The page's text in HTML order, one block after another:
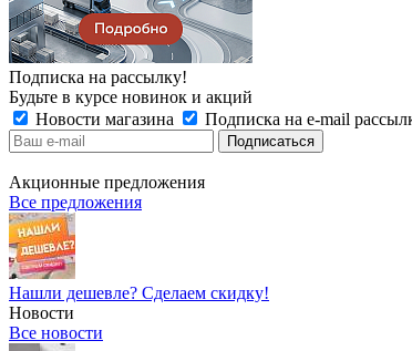
Подписка на рассылку!
Будьте в курсе новинок и акций
Новости магазина
Подписка на e-mail
Акционные предложения
Все предложения
Нашли дешевле? Сделаем скидку!
Новости
Все новости